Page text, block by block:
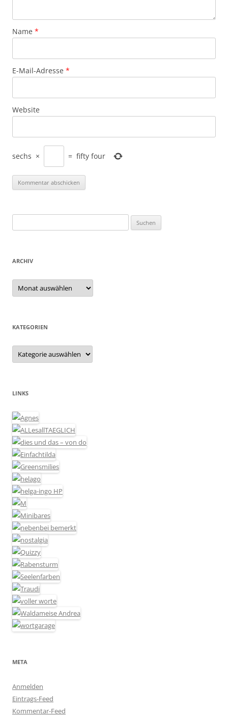
Name *
E-Mail-Adresse *
Website
sechs × = fifty four
nach:
ARCHIV
Archiv
KATEGORIEN
Kategorien
LINKS
META
Anmelden
Eintrags-Feed
Kommentar-Feed